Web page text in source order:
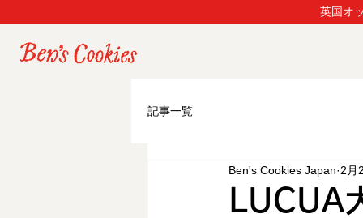
英国オ
記事一覧
LUCUA
Ben's Cookies Japan 2月